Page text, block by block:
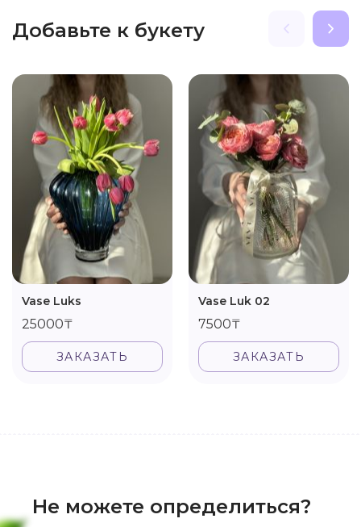
Добавьте к букету
Vase Luks
25000₸
ЗАКАЗАТЬ
Vase Luk 02
7500₸
ЗАКАЗАТЬ
Не можете определиться?